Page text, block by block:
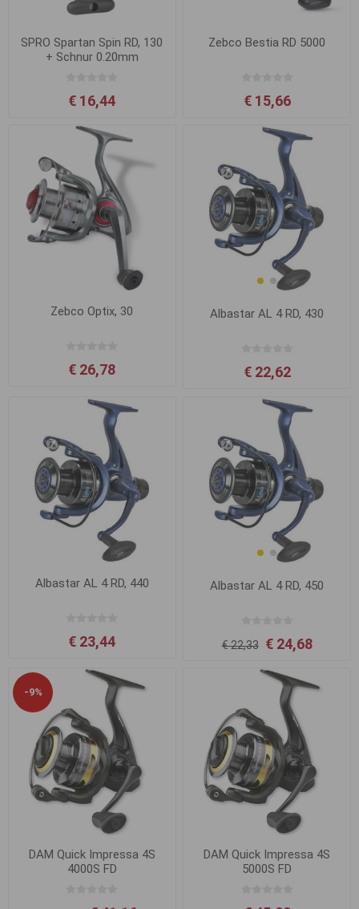
SPRO Spartan Spin RD, 130
+ Schnur 0.20mm
€ 16,44
Zebco Bestia RD 5000
€ 15,66
Zebco Optix, 30
€ 26,78
Albastar AL 4 RD, 430
€ 22,62
Albastar AL 4 RD, 440
€ 23,44
Albastar AL 4 RD, 450
€ 22,33 € 24,68
-9%
DAM Quick Impressa 4S
4000S FD
DAM Quick Impressa 4S
5000S FD